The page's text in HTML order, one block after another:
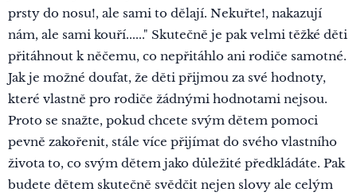
prsty do nosu!, ale sami to dělají. Nekuřte!, nakazují
nám, ale sami kouří......" Skutečně je pak velmi těžké děti
přitáhnout k něčemu, co nepřitáhlo ani rodiče samotné.
Jak je možné doufat, že děti přijmou za své hodnoty,
které vlastně pro rodiče žádnými hodnotami nejsou.
Proto se snažte, pokud chcete svým dětem pomoci
pevně zakořenit, stále více přijímat do svého vlastního
života to, co svým dětem jako důležité předkládáte. Pak
budete dětem skutečně svědčit nejen slovy ale celým